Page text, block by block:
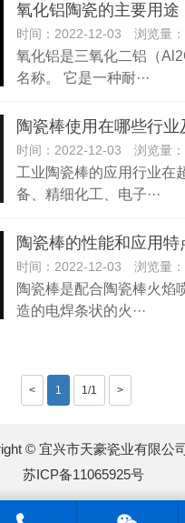
氧化铝陶瓷的主要用途
时间：2022-12-03 浏览量
氧化铝是三氧化二铝（
名称。 它是一种耐···
时间：2022-12-03 浏览量
工业陶瓷棒的应用行业在
备、精细化工、电子···
陶瓷棒的性能和应用特
时间：2022-12-03 浏览量
陶瓷棒是配合陶瓷棒火焰
造的电焊条状的火···
< 1 1/1 >
© 宜兴市天豪瓷业有限公
苏ICP备11065925号